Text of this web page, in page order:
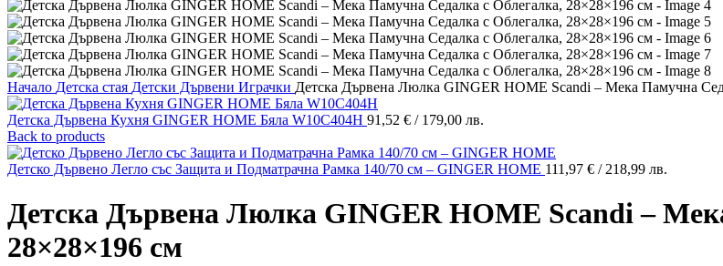
Начало Детска стая Детски Дървени Играчки Детска Дървена Люлка GINGER HOME Scandi – Мека Памучна
Детска Дървена Кухня GINGER HOME Бяла W10C404H 91,52 € / 179,00 лв.
Back to products
Детско Дървено Легло със Защита и Подматрачна Рамка 140/70 см – GINGER HOME 111,97 € / 218,99 лв.
Детска Дървена Люлка GINGER HOME Scandi –
28×28×196 см